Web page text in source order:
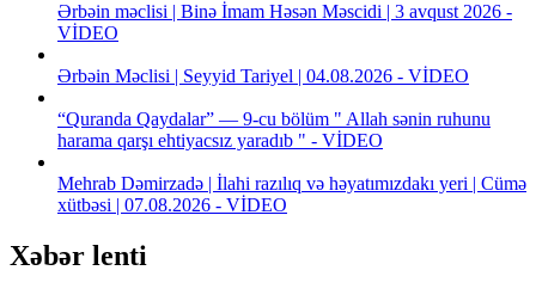
Ərbəin məclisi | Binə İmam Həsən Məscidi | 3 avqust 2026 -
VİDEO
Ərbəin Məclisi | Seyyid Tariyel | 04.08.2026 - VİDEO
“Quranda Qaydalar” — 9-cu bölüm " Allah sənin ruhunu
harama qarşı ehtiyacsız yaradıb " - VİDEO
Mehrab Dəmirzadə | İlahi razılıq və həyatımızdakı yeri | Cümə
xütbəsi | 07.08.2026 - VİDEO
Xəbər lenti